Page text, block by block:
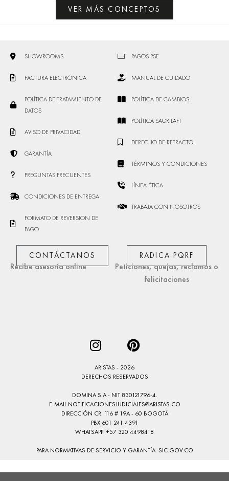
VER MÁS CONCEPTOS
SHOWROOMS
FACTURA ELECTRÓNICA
POLÍTICA DE TRATAMIENTO DE
DATOS
AVISO DE PRIVACIDAD
GARANTÍA
PREGUNTAS FRECUENTES
CONDICIONES DE ENTREGA
FORMATO DE REVERSION DE
PAGO
PAGOS PSE
MANUAL DE CUIDADO
POLÍTICA DE CAMBIOS
POLÍTICA SAGRILAFT
DERECHO DE RETRACTO
TÉRMINOS Y CONDICIONES
LÍNEA ÉTICA
TRABAJA CON NOSOTROS
CONTÁCTANOS
Recibe asesoría online
RADICA PQRF
Peticiones, quejas, reclamos o
felicitaciones
ARISTAS - 2026
DERECHOS RESERVADOS
DOMINA S.A - NIT 830121796-4.
E-MAILNOTIFICACIONESJUDICIALES@ARISTAS.CO
DIRECCIÓN CR. 116 # 19A - 60 BOGOTÁ
PBX 601 241 4391
WHATSAPP: +57 320 4498418
PARA NORMATIVAS DE SERVICIO Y GARANTÍA: SIC.GOV.CO